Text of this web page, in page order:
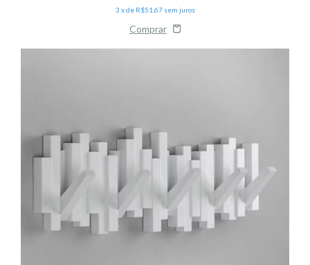
3 x de R$51,67 sem juros